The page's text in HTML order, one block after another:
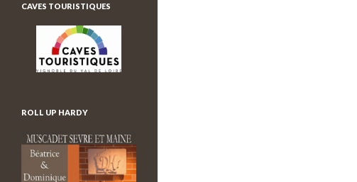
e
CAVES TOURISTIQUES
ROLL UP HARDY